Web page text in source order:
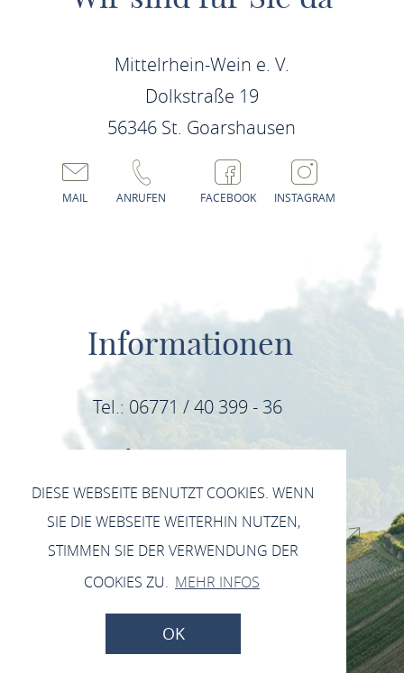
Mittelrhein-Wein e. V.
Dolkstraße 19
56346 St. Goarshausen
MAIL ANRUFEN FACEBOOK INSTAGRAM
Informationen
Tel.: 06771 / 40 399 - 36
E-Mail: info@mittelrhein-wein.com
IMPRESSUM
DATENSCHUTZERKLÄRUNG INSTAGRAM
DIESE WEBSEITE BENUTZT COOKIES. WENN
SIE DIE WEBSEITE WEITERHIN NUTZEN,
STIMMEN SIE DER VERWENDUNG DER
COOKIES ZU. MEHR INFOS
OK